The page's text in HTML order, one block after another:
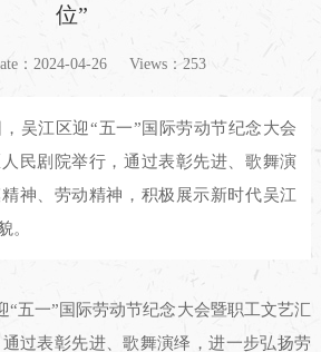
位”
：2024-04-26 Views：253
吴江区迎“五一”国际劳动节纪念大会
民剧院举行，通过表彰先进、歌舞演
神、劳动精神，积极展示新时代吴江
。
“五一”国际劳动节纪念大会暨职工文艺汇
过表彰先进、歌舞演绎，进一步弘扬劳